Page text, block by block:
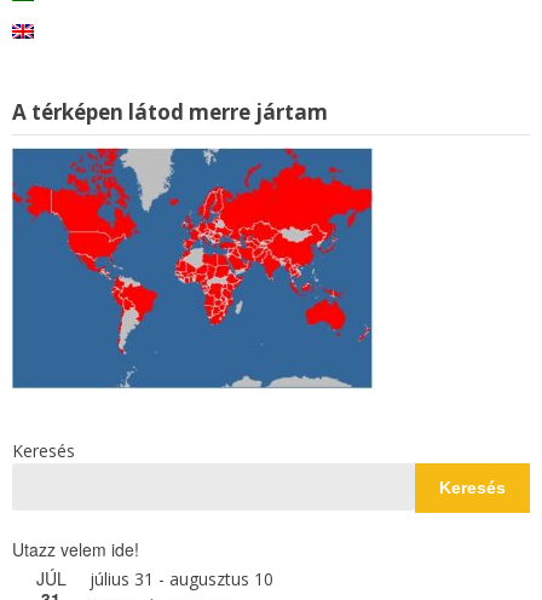
A térképen látod merre jártam
Keresés
Keresés
Utazz velem ide!
JÚL
július 31 - augusztus 10